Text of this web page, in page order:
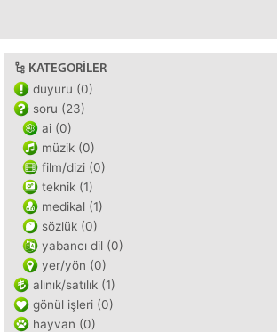
KATEGORILER
duyuru (0)
soru (23)
ai (0)
müzik (0)
film/dizi (0)
teknik (1)
medikal (1)
sözlük (0)
yabancı dil (0)
yer/yön (0)
alınık/satılık (1)
gönül işleri (0)
hayvan (0)